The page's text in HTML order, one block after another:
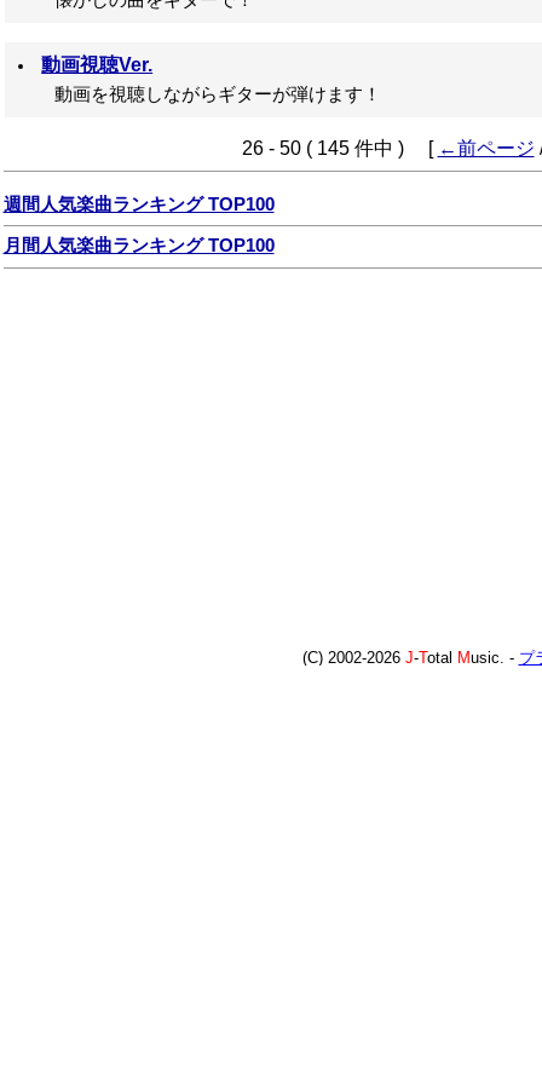
動画視聴Ver.
動画を視聴しながらギターが弾けます！
26 - 50 ( 145 件中 ) [ ←前ページ
週間人気楽曲ランキング TOP100
月間人気楽曲ランキング TOP100